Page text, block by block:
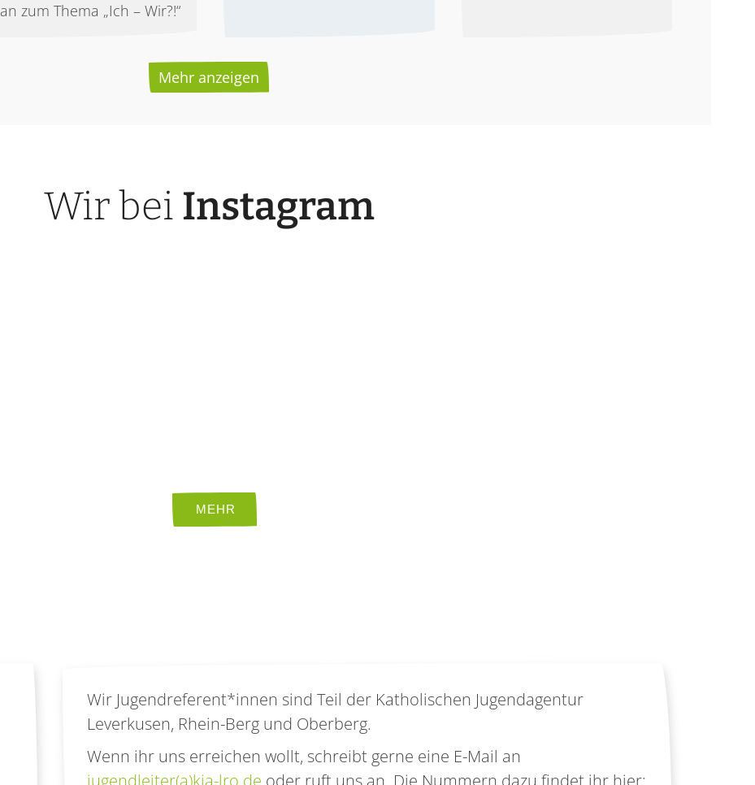
an zum Thema „Ich – Wir?!“
Mehr anzeigen
Wir bei Instagram
Wir Jugendreferent*innen sind Teil der Katholischen Jugendagentur
Leverkusen, Rhein-Berg und Oberberg.
Wenn ihr uns erreichen wollt, schreibt gerne eine E-Mail an
jugendleiter(a)kja-lro.de oder ruft uns an. Die Nummern dazu findet ihr hier: